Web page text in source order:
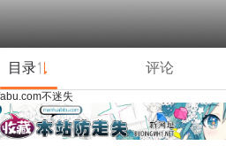
目录 评论
不迷失